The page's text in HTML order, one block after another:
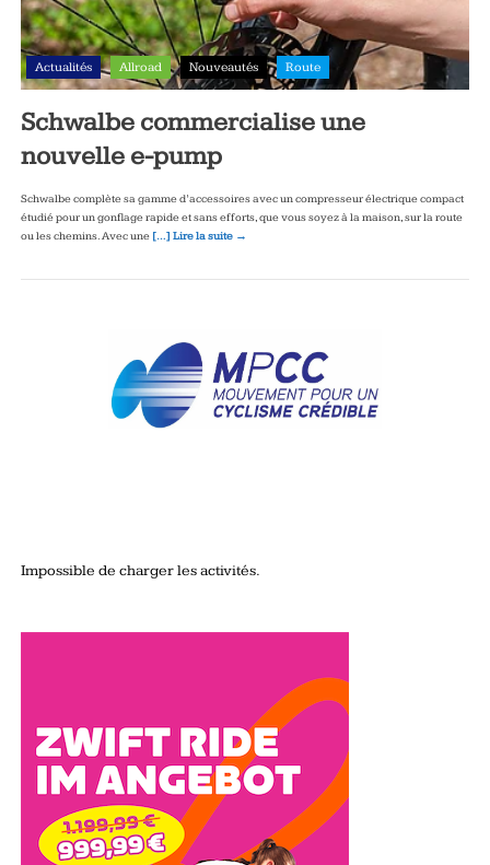
Actualités Allroad Nouveautés Route
Schwalbe commercialise une
nouvelle e-pump
Schwalbe complète sa gamme d’accessoires avec un compresseur électrique compact
étudié pour un gonflage rapide et sans efforts, que vous soyez à la maison, sur la route
ou les chemins. Avec une […] Lire la suite →
Impossible de charger les activités.